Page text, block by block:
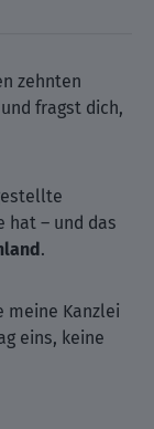
zehnten
fragst dich,
hat – und das
.
meine Kanzlei
eins, keine